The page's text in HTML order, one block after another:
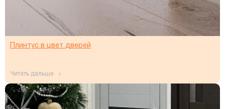
Плинтус в цвет дверей
читать дальше